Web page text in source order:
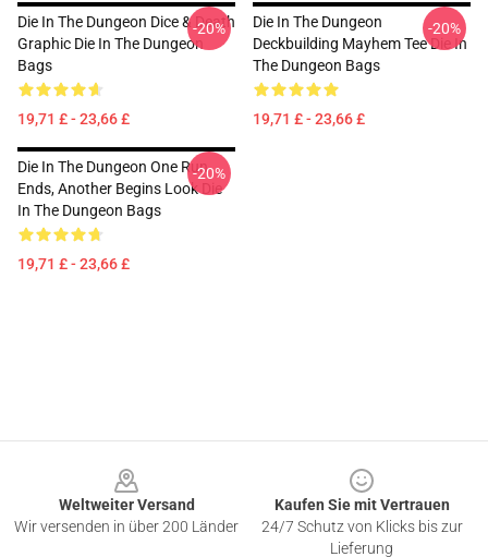
Die In The Dungeon Dice & Death
Graphic Die In The Dungeon
Bags
19,71 £ - 23,66 £
-20%
Die In The Dungeon
Deckbuilding Mayhem Tee Die In
The Dungeon Bags
19,71 £ - 23,66 £
-20%
Die In The Dungeon One Run
Ends, Another Begins Look Die
In The Dungeon Bags
19,71 £ - 23,66 £
-20%
Weltweiter Versand
Wir versenden in über 200 Länder
Kaufen Sie mit Vertrauen
24/7 Schutz von Klicks bis zur
Lieferung